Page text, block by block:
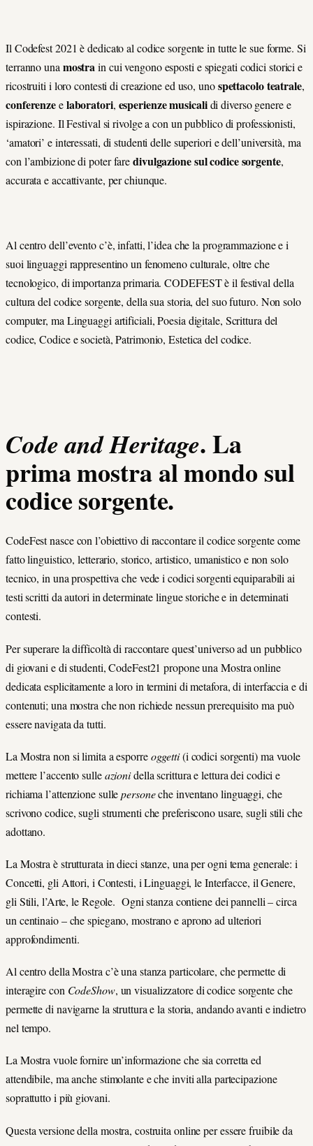
Il Codefest 2021 è dedicato al codice sorgente in tutte le sue forme. Si
terranno unamostrain cui vengono esposti e spiegati codici storici e
ricostruiti i loro contesti di creazione ed uso, unospettacolo teatrale,
conferenzeelaboratori, esperienze musicalidi diverso genere e
ispirazione. Il Festival si rivolge a con un pubblico di professionisti,
‘amatori’ e interessati, di studenti delle superiori e dell’università, ma
con l’ambizione di poter faredivulgazione sul codice sorgente,
accurata e accattivante, per chiunque.
Al centro dell’evento c’è, infatti, l’idea che la programmazione e i
suoi linguaggi rappresentino un fenomeno culturale, oltre che
tecnologico, di importanza primaria. CODEFEST è il festival della
cultura del codice sorgente, della sua storia, del suo futuro. Non solo
computer, ma Linguaggi artificiali, Poesia digitale, Scrittura del
codice, Codice e società, Patrimonio, Estetica del codice.
Code and Heritage.La
prima mostra al mondo sul
codice sorgente.
CodeFest nasce con l’obiettivo di raccontare il codice sorgente come
fatto linguistico, letterario, storico, artistico, umanistico e non solo
tecnico, in una prospettiva che vede i codici sorgenti equiparabili ai
testi scritti da autori in determinate lingue storiche e in determinati
contesti.
Per superare la difficoltà di raccontare quest’universo ad un pubblico
di giovani e di studenti, CodeFest21 propone una Mostra online
dedicata esplicitamente a loro in termini di metafora, di interfaccia e di
contenuti; una mostra che non richiede nessun prerequisito ma può
essere navigata da tutti.
La Mostra non si limita a esporreoggetti(i codici sorgenti) ma vuole
mettere l’accento sulleazionidella scrittura e lettura dei codici e
richiama l’attenzione sullepersoneche inventano linguaggi, che
scrivono codice, sugli strumenti che preferiscono usare, sugli stili che
adottano.
La Mostra è strutturata in dieci stanze, una per ogni tema generale: i
Concetti, gli Attori, i Contesti, i Linguaggi, le Interfacce, il Genere,
gli Stili, l’Arte, le Regole. Ogni stanza contiene dei pannelli – circa
un centinaio – che spiegano, mostrano e aprono ad ulteriori
approfondimenti.
Al centro della Mostra c’è una stanza particolare, che permette di
interagire con CodeShow, un visualizzatore di codice sorgente che
permette di navigarne la struttura e la storia, andando avanti e indietro
nel tempo.
La Mostra vuole fornire un’informazione che sia corretta ed
attendibile, ma anche stimolante e che inviti alla partecipazione
soprattutto i più giovani.
Questa versione della mostra, costruita online per essere fruibile da